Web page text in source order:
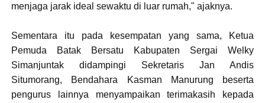
menjaga jarak ideal sewaktu di luar rumah," ajaknya.
Sementara itu pada kesempatan yang sama, Ketua
Pemuda Batak Bersatu Kabupaten Sergai Welky
Simanjuntak didampingi Sekretaris Jan Andis
Situmorang, Bendahara Kasman Manurung beserta
pengurus lainnya menyampaikan terimakasih kepada